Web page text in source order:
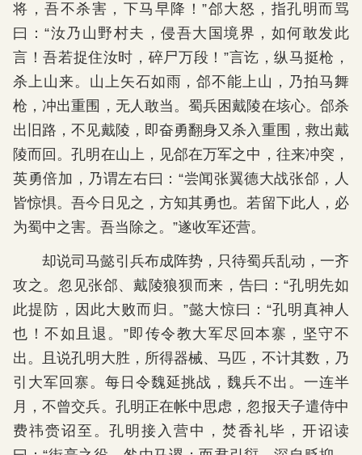
将，吾不杀害，下马早降！”郃大怒，指孔明而骂
曰：“汝乃山野村夫，侵吾大国境界，如何敢发此
言！吾若捉住汝时，碎尸万段！”言讫，纵马挺枪，
杀上山来。山上矢石如雨，郃不能上山，乃拍马舞
枪，冲出重围，无人敢当。蜀兵困戴陵在垓心。郃杀
出旧路，不见戴陵，即奋勇翻身又杀入重围，救出戴
陵而回。孔明在山上，见郃在万军之中，往来冲突，
英勇倍加，乃谓左右曰：“尝闻张翼德大战张郃，人
皆惊惧。吾今日见之，方知其勇也。若留下此人，必
为蜀中之害。吾当除之。”遂收军还营。
却说司马懿引兵布成阵势，只待蜀兵乱动，一齐
攻之。忽见张郃、戴陵狼狈而来，告曰：“孔明先如
此提防，因此大败而归。”懿大惊曰：“孔明真神人
也！不如且退。”即传令教大军尽回本寨，坚守不
出。且说孔明大胜，所得器械、马匹，不计其数，乃
引大军回寨。每日令魏延挑战，魏兵不出。一连半
月，不曾交兵。孔明正在帐中思虑，忽报天子遣侍中
费祎赍诏至。孔明接入营中，焚香礼毕，开诏读